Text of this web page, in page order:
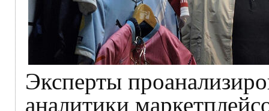
Эксперты
аналитики